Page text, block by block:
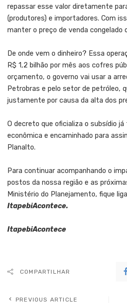
repassar esse valor diretamente
(produtores) e importadores. Com
manter o preço de venda congelado
De onde vem o dinheiro? Essa
R$ 1,2 bilhão por mês aos cofres
orçamento, o governo vai usar a
Petrobras e pelo setor de petróleo,
justamente por causa da alta dos
O decreto que oficializa o subsídio já
econômica e encaminhado para
Planalto.
Para continuar acompanhando o
postos da nossa região e as
Ministério do Planejamento, fique
ItapebiAcontece.
ItapebiAcontece
COMPARTILHAR
PREVIOUS ARTICLE